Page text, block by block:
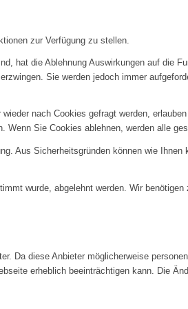
zur Verfügung zu stellen.
hat die Ablehnung Auswirkungen auf die
Sie werden jedoch immer
nach Cookies gefragt werden,
Sie Cookies ablehnen, werden alle
Aus Sicherheitsgründen können wie
wurde, abgelehnt werden. Wir
Da diese Anbieter möglicherweise
erheblich beeinträchtigen kann. Die